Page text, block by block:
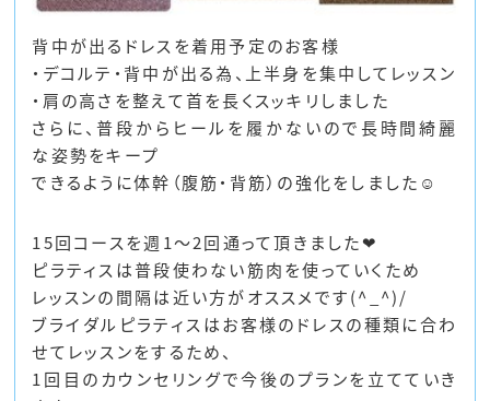
背中が出るドレスを着用予定のお客様
・デコルテ・背中が出る為、上半身を集中してレッスン
・肩の高さを整えて首を長くスッキリしました
さらに、普段からヒールを履かないので長時間綺麗
な姿勢をキープ
できるように体幹（腹筋・背筋）の強化をしました☺
15回コースを週1～2回通って頂きました❤
ピラティスは普段使わない筋肉を使っていくため
レッスンの間隔は近い方がオススメです(^_^)/
ブライダルピラティスはお客様のドレスの種類に合わ
せてレッスンをするため、
1回目のカウンセリングで今後のプランを立てていき